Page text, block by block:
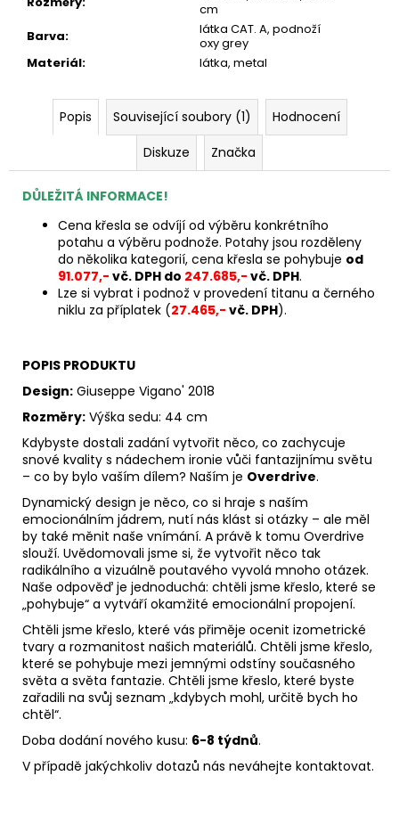
cm
Barva:
látka CAT. A, podnoží
oxy grey
Materiál: látka, metal
Popis Související soubory (1)
Hodnocení
Diskuze
Značka
DŮLEŽITÁ INFORMACE!
Cena křesla se odvíjí od výběru konkrétního
potahu a výběru podnože. Potahy jsou rozděleny
do několika kategorií, cena křesla se pohybuje od
91.077,- vč. DPH do 247.685,- vč. DPH.
Lze si vybrat i podnož v provedení titanu a černého
niklu za příplatek (27.465,- vč. DPH).
POPIS PRODUKTU
Design: Giuseppe Vigano' 2018
Rozměry: Výška sedu: 44 cm
Kdybyste dostali zadání vytvořit něco, co zachycuje
snové kvality s nádechem ironie vůči fantazijnímu světu
– co by bylo vaším dílem? Naším je Overdrive.
Dynamický design je něco, co si hraje s naším
emocionálním jádrem, nutí nás klást si otázky – ale měl
by také měnit naše vnímání. A právě k tomu Overdrive
slouží. Uvědomovali jsme si, že vytvořit něco tak
radikálního a vizuálně poutavého vyvolá mnoho otázek.
Naše odpověď je jednoduchá: chtěli jsme křeslo, které se
„pohybuje“ a vytváří okamžité emocionální propojení.
Chtěli jsme křeslo, které vás přiměje ocenit izometrické
tvary a rozmanitost našich materiálů. Chtěli jsme křeslo,
které se pohybuje mezi jemnými odstíny současného
světa a světa fantazie. Chtěli jsme křeslo, které byste
zařadili na svůj seznam „kdybych mohl, určitě bych ho
chtěl“.
Doba dodání nového kusu: 6-8 týdnů.
V případě jakýchkoliv dotazů nás neváhejte kontaktovat.